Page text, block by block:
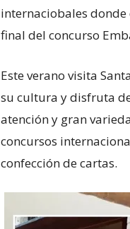
internaciobales donde
final del concurso
Este verano visita
su cultura y disfruta
atención y gran
concursos
confección de cartas.